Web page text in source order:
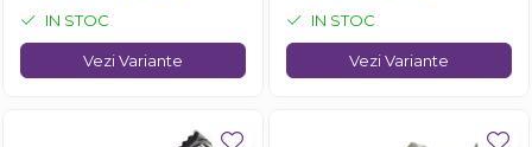
IN STOC
Vezi Variante
IN STOC
Vezi Variante